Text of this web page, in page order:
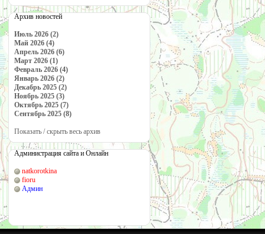
Архив новостей
Июль 2026 (2)
Май 2026 (4)
Апрель 2026 (6)
Март 2026 (1)
Февраль 2026 (4)
Январь 2026 (2)
Декабрь 2025 (2)
Ноябрь 2025 (3)
Октябрь 2025 (7)
Сентябрь 2025 (8)
Показать / скрыть весь архив
Администрация сайта и Онлайн
natkorotkina
fioru
Админ